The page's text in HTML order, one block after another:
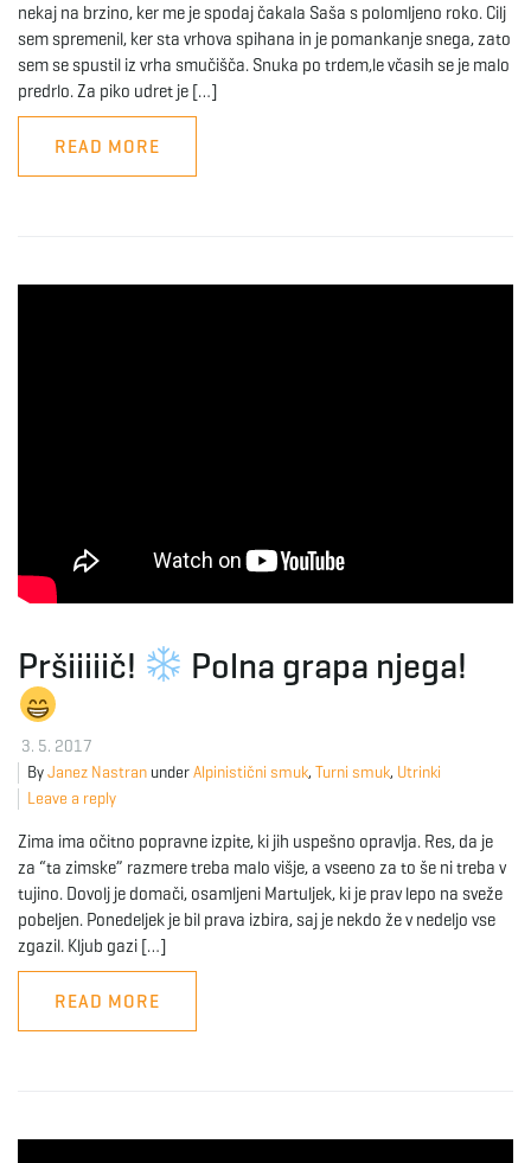
a
n
nekaj na brzino, ker me je spodaj čakala Saša s polomljeno roko. Cilj
sem spremenil, ker sta vrhova spihana in je pomankanje snega, zato
sem se spustil iz vrha smučišča. Snuka po trdem,le včasih se je malo
predrlo. Za piko udret je […]
READ MORE
Pršiiiiič! Polna grapa njega!
3. 5. 2017
ByJanez Nastran underAlpinistični smuk, Turni smuk, Utrinki
Leave a reply
Zima ima očitno popravne izpite, ki jih uspešno opravlja. Res, da je
za “ta zimske” razmere treba malo višje, a vseeno za to še ni treba v
tujino. Dovolj je domači, osamljeni Martuljek, ki je prav lepo na sveže
pobeljen. Ponedeljek je bil prava izbira, saj je nekdo že v nedeljo vse
zgazil. Kljub gazi […]
READ MORE